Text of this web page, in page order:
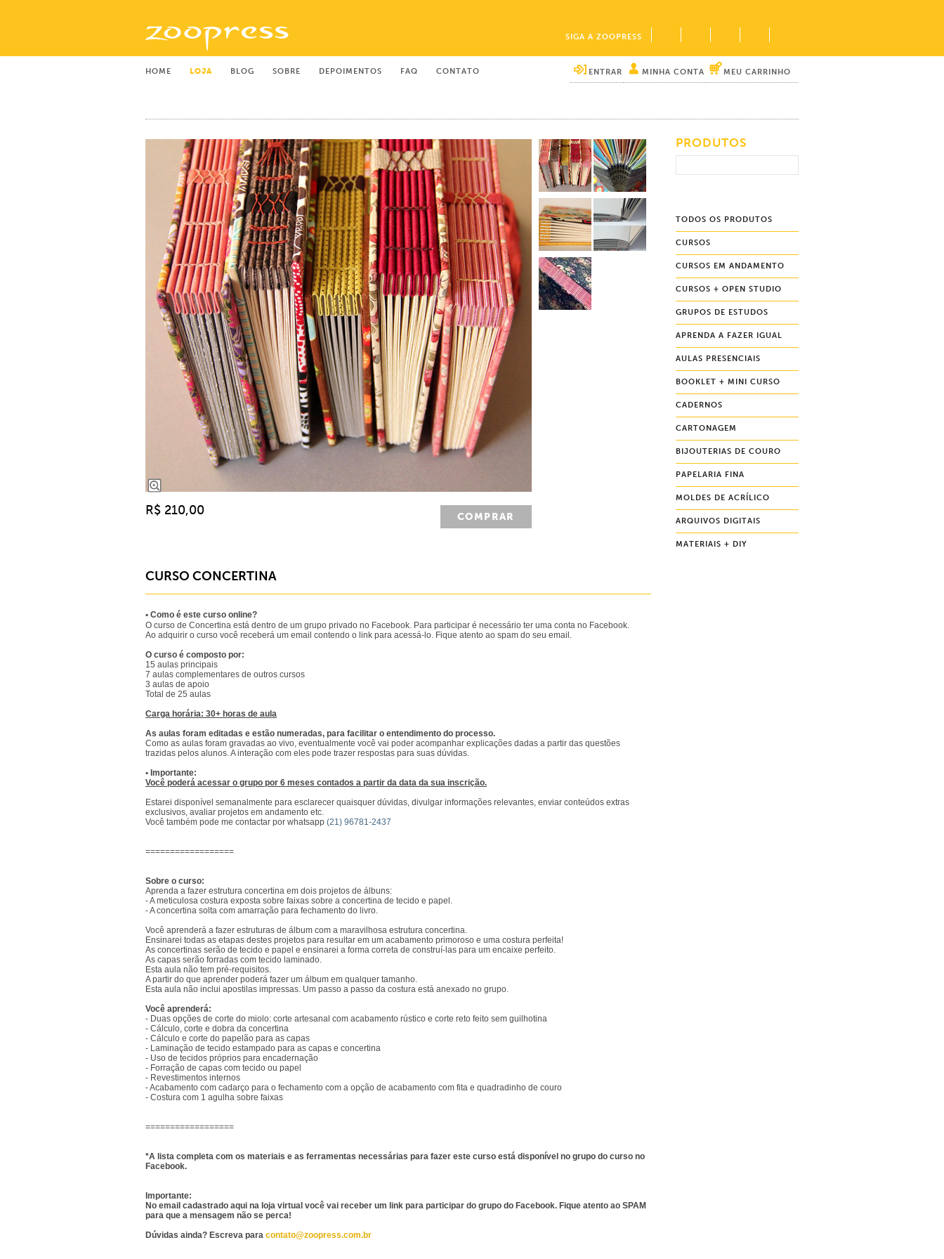
SIGA A ZOOPRESS
HOME LOJA BLOG SOBRE DEPOIMENTOS FAQ CONTATO MEU CARRINHO
MINHA CONTA
ENTRAR
R$ 210,00 COMPRAR
CURSO CONCERTINA
• Como é este curso online?
O curso de Concertina está dentro de um grupo privado no Facebook. Para participar é necessário ter uma conta no Facebook.
Ao adquirir o curso você receberá um email contendo o link para acessá-lo. Fique atento ao spam do seu email.
O curso é composto por:
15 aulas principais
7 aulas complementares de outros cursos
3 aulas de apoio
Total de 25 aulas
Carga horária: 30+ horas de aula
As aulas foram editadas e estão numeradas, para facilitar o entendimento do processo.
Como as aulas foram gravadas ao vivo, eventualmente você vai poder acompanhar explicações dadas a partir das questões
trazidas pelos alunos. A interação com eles pode trazer respostas para suas dúvidas.
• Importante:
Você poderá acessar o grupo por 6 meses contados a partir da data da sua inscrição.
Estarei disponível semanalmente para esclarecer quaisquer dúvidas, divulgar informações relevantes, enviar conteúdos extras
exclusivos, avaliar projetos em andamento etc.
Você também pode me contactar por whatsapp (21) 96781-2437
==================
Sobre o curso:
Aprenda a fazer estrutura concertina em dois projetos de álbuns:
- A meticulosa costura exposta sobre faixas sobre a concertina de tecido e papel.
- A concertina solta com amarração para fechamento do livro.
Você aprenderá a fazer estruturas de álbum com a maravilhosa estrutura concertina.
Ensinarei todas as etapas destes projetos para resultar em um acabamento primoroso e uma costura perfeita!
As concertinas serão de tecido e papel e ensinarei a forma correta de construí-las para um encaixe perfeito.
As capas serão forradas com tecido laminado.
Esta aula não tem pré-requisitos.
A partir do que aprender poderá fazer um álbum em qualquer tamanho.
Esta aula não inclui apostilas impressas. Um passo a passo da costura está anexado no grupo.
Você aprenderá:
- Duas opções de corte do miolo: corte artesanal com acabamento rústico e corte reto feito sem guilhotina
- Cálculo, corte e dobra da concertina
- Cálculo e corte do papelão para as capas
- Laminação de tecido estampado para as capas e concertina
- Uso de tecidos próprios para encadernação
- Forração de capas com tecido ou papel
- Revestimentos internos
- Acabamento com cadarço para o fechamento com a opção de acabamento com fita e quadradinho de couro
- Costura com 1 agulha sobre faixas
==================
*A lista completa com os materiais e as ferramentas necessárias para fazer este curso está disponível no grupo do curso no
Facebook.
Importante:
No email cadastrado aqui na loja virtual você vai receber um link para participar do grupo do Facebook. Fique atento ao SPAM
para que a mensagem não se perca!
Dúvidas ainda? Escreva para contato@zoopress.com.br
PRODUTOS
TODOS OS PRODUTOS
CURSOS
CURSOS EM ANDAMENTO
CURSOS + OPEN STUDIO
GRUPOS DE ESTUDOS
APRENDA A FAZER IGUAL
AULAS PRESENCIAIS
BOOKLET + MINI CURSO
CADERNOS
CARTONAGEM
BIJOUTERIAS DE COURO
PAPELARIA FINA
MOLDES DE ACRÍLICO
ARQUIVOS DIGITAIS
MATERIAIS + DIY